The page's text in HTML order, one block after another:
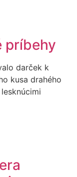
príbehy
darček k
kusa drahého